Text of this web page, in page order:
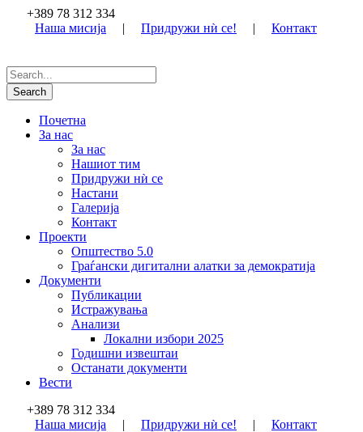
+389 78 312 334
Наша мисија
| Придружи нѝ се! | Контакт
Почетна
За нас
За нас
Нашиот тим
Придружи нѝ се
Настани
Галерија
Контакт
Проекти
Општество 5.0
Граѓански дигитални алатки за демократија
Документи
Публикации
Истражувања
Анализи
Локални избори 2025
Годишни извештаи
Останати документи
Вести
+389 78 312 334
Наша мисија
| Придружи нѝ се! | Контакт